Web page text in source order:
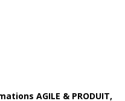
AGILE & PRODUIT,